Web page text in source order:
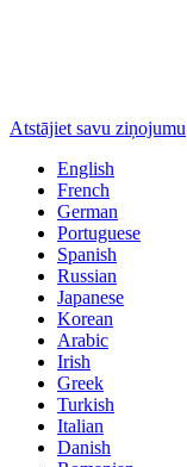
Atstājiet savu ziņojumu
English
French
German
Portuguese
Spanish
Russian
Japanese
Korean
Arabic
Irish
Greek
Turkish
Italian
Danish